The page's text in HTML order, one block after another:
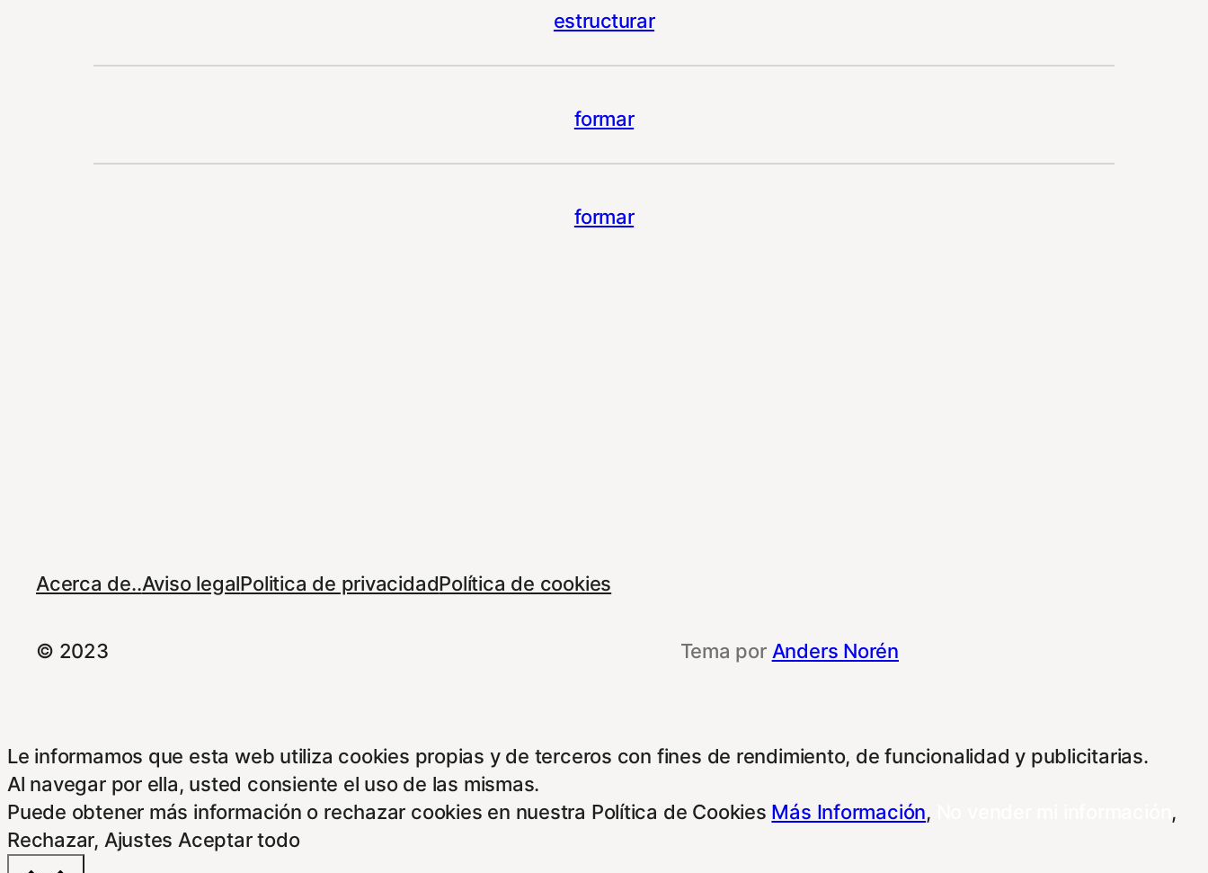
estructurar
formar
formar
Acerca de..Aviso legalPolitica de privacidadPolítica de cookies
© 2023 Tema por Anders Norén
Le informamos que esta web utiliza cookies propias y de terceros con fines de rendimiento, de funcionalidad y publicitarias.
Al navegar por ella, usted consiente el uso de las mismas.
Puede obtener más información o rechazar cookies en nuestra Política de Cookies Más Información,
,
Rechazar, Ajustes Aceptar todo